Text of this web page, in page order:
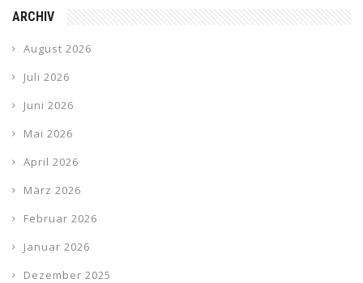
ARCHIV
August 2026
Juli 2026
Juni 2026
Mai 2026
April 2026
März 2026
Februar 2026
Januar 2026
Dezember 2025